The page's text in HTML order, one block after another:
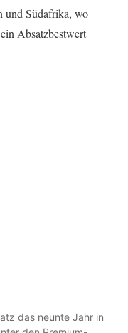
und Südafrika, wo
Absatzbestwert
das neunte Jahr in